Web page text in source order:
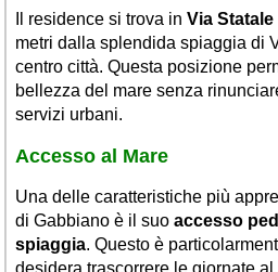
Il residence si trova in Via Statale
metri dalla splendida spiaggia di
centro città. Questa posizione
bellezza del mare senza
servizi urbani.
Accesso al Mare
Una delle caratteristiche più
di Gabbiano è il suo accesso
spiaggia. Questo è
desidera trascorrere le giornate